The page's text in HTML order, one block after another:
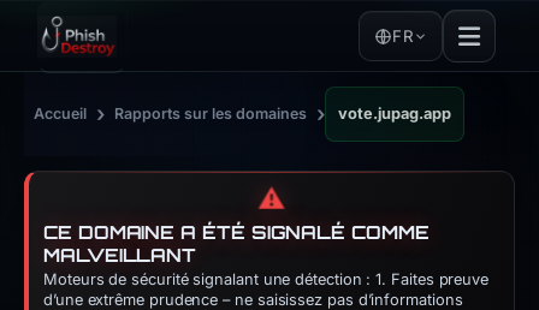
FR
Accueil › Rapports sur les domaines › vote.jupag.app
⚠️
CE DOMAINE A ÉTÉ SIGNALÉ COMME
MALVEILLANT
Moteurs de sécurité signalant une détection : 1. Faites preuve
d’une extrême prudence – ne saisissez pas d’informations